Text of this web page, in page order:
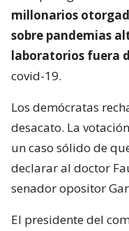
millonarios
sobre pandemias
laboratorios fuera
covid-19.
Los demócratas
desacato. La
un caso sólido de
declarar al doctor
senador opositor
El presidente del